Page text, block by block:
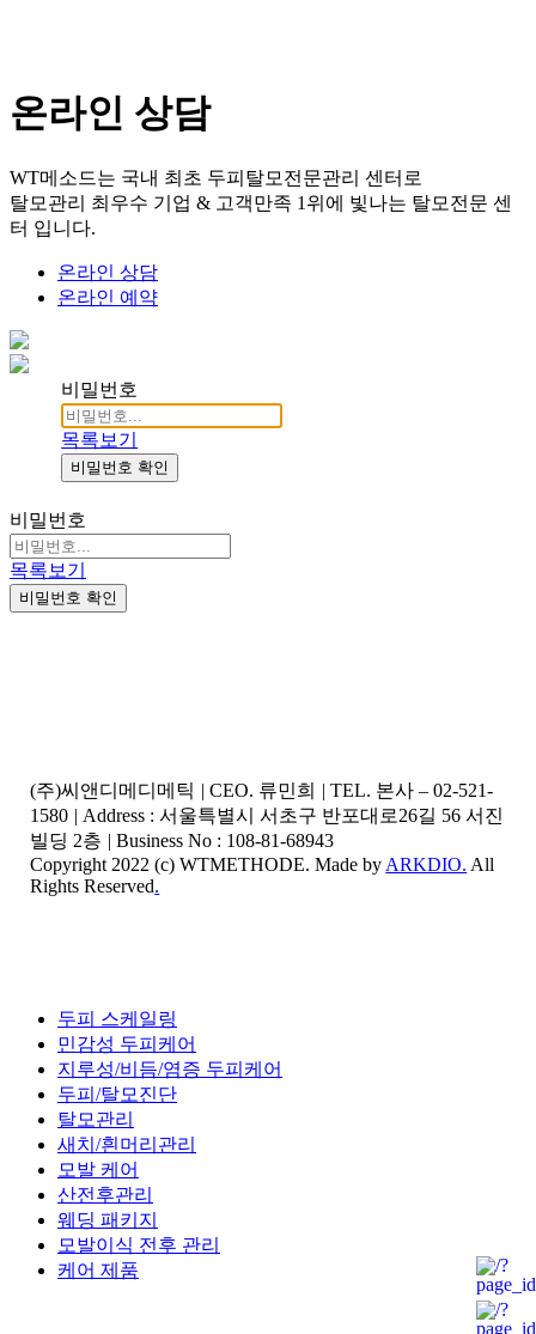
온라인 상담
WT메소드는 국내 최초 두피탈모전문관리 센터로
탈모관리 최우수 기업 & 고객만족 1위에 빛나는 탈모전문 센
터 입니다.
온라인 상담
온라인 예약
비밀번호
목록보기
비밀번호 확인
비밀번호
목록보기
비밀번호 확인
(주)씨앤디메디메틱 | CEO. 류민희 | TEL. 본사 – 02-521-
1580 | Address : 서울특별시 서초구 반포대로26길 56 서진
빌딩 2층 | Business No : 108-81-68943
Copyright 2022 (c) WTMETHODE. Made by ARKDIO. All
Rights Reserved.
Close
Menu
두피 스케일링
민감성 두피케어
지루성/비듬/염증 두피케어
두피/탈모진단
탈모관리
새치/흰머리관리
모발 케어
산전후관리
웨딩 패키지
모발이식 전후 관리
케어 제품